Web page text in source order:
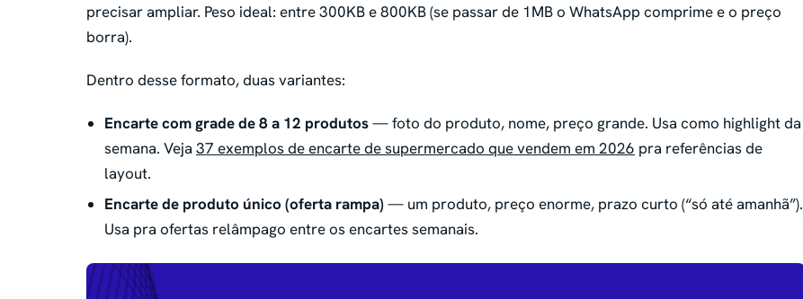
precisar ampliar. Peso ideal: entre 300KB e 800KB (se passar de 1MB o WhatsApp comprime e o preço
borra).
Dentro desse formato, duas variantes:
Encarte com grade de 8 a 12 produtos— foto do produto, nome, preço grande. Usa como highlight da
semana. Veja 37 exemplos de encarte de supermercado que vendem em 2026 pra referências de
layout.
Encarte de produto único (oferta rampa)— um produto, preço enorme, prazo curto (“só até amanhã”).
Usa pra ofertas relâmpago entre os encartes semanais.